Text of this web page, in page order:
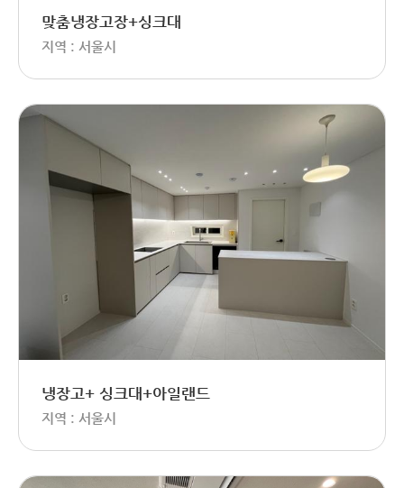
맞춤냉장고장+싱크대
지역 : 서울시
냉장고+ 싱크대+아일랜드
지역 : 서울시